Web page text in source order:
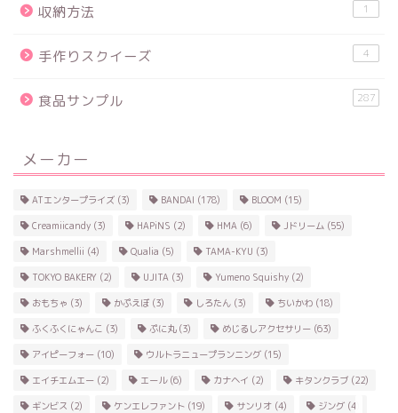
収納方法 1
手作りスクイーズ 4
食品サンプル 287
メーカー
ATエンタープライズ (3) BANDAI (178) BLOOM (15)
Creamiicandy (3) HAPiNS (2) HMA (6) Jドリーム (55)
Marshmellii (4) Qualia (5) TAMA-KYU (3)
TOKYO BAKERY (2) UJITA (3) Yumeno Squishy (2)
おもちゃ (3) かぷえぼ (3) しろたん (3) ちいかわ (18)
ふくふくにゃんこ (3) ぷに丸(3) めじるしアクセサリー (63)
アイピーフォー (10) ウルトラニュープランニング (15)
エイチエムエー (2) エール(6) カナヘイ (2) キタンクラブ (22)
ギンビス (2) ケンエレファント (19) サンリオ (4) ジング (4)
食品サンプル
スクイーズ
BANDAI